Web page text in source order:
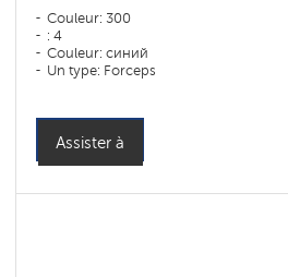
Couleur: 300
: 4
Couleur: синий
Un type: Forceps
Assister à